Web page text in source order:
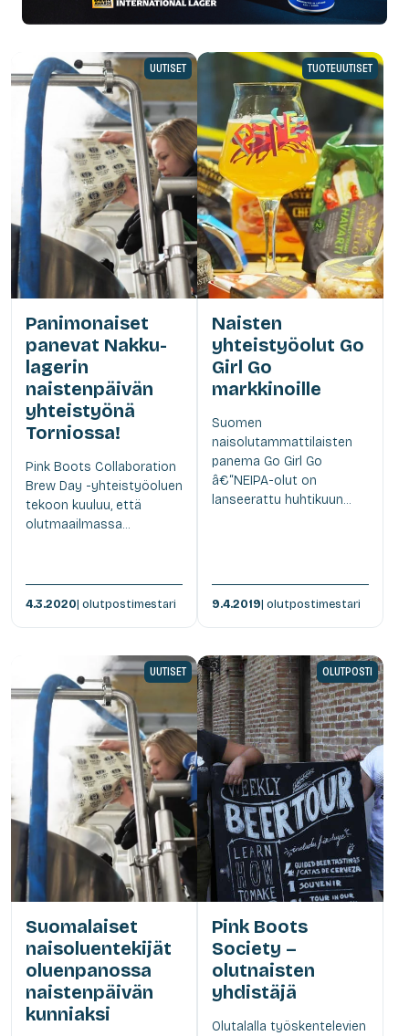
UUTISET
Panimonaiset
panevat Nakku-
lagerin
naistenpäivän
yhteistyönä
Torniossa!
Pink Boots Collaboration
Brew Day -yhteistyöoluen
tekoon kuuluu, että
olutmaailmassa...
4.3.2020| olutpostimestari
TUOTEUUTISET
Naisten
yhteistyöolut Go
Girl Go
markkinoille
Suomen
naisolutammattilaisten
panema Go Girl Go
â€“NEIPA-olut on
lanseerattu huhtikuun...
9.4.2019| olutpostimestari
UUTISET
Suomalaiset
naisoluentekijät
oluenpanossa
naistenpäivän
kunniaksi
OLUTPOSTI
Pink Boots
Society –
olutnaisten
yhdistäjä
Olutalalla työskentelevien